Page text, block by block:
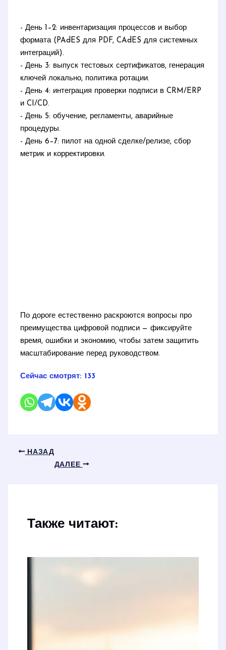
- День 1–2: инвентаризация процессов и выбор
формата (PAdES для PDF, CAdES для системных
интеграций).
- День 3: выпуск тестовых сертификатов, генерация
ключей локально, политика ротации.
- День 4: интеграция проверки подписи в CRM/ERP
и CI/CD.
- День 5: обучение, регламенты, аварийные
процедуры.
- День 6–7: пилот на одной сделке/релизе, сбор
метрик и корректировки.
По дороге естественно раскроются вопросы про
преимущества цифровой подписи — фиксируйте
время, ошибки и экономию, чтобы затем защитить
масштабирование перед руководством.
Сейчас смотрят: 133
НАЗАД
ДАЛЕЕ
Также читают: